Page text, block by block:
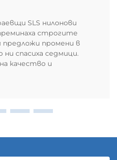
SLS нилонови
строгите
промени в
спасиха седмици.
качество и